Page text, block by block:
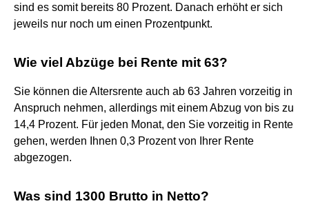
sind es somit bereits 80 Prozent. Danach erhöht er sich
jeweils nur noch um einen Prozentpunkt.
Wie viel Abzüge bei Rente mit 63?
Sie können die Altersrente auch ab 63 Jahren vorzeitig in
Anspruch nehmen, allerdings mit einem Abzug von bis zu
14,4 Prozent. Für jeden Monat, den Sie vorzeitig in Rente
gehen, werden Ihnen 0,3 Prozent von Ihrer Rente
abgezogen.
Was sind 1300 Brutto in Netto?